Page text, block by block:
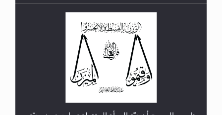
رأيٌ في لغة المسيح الموعود عليه السلام.. 4...